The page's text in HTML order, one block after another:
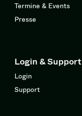
Termine & Events
Presse
Login & Support
Login
Support